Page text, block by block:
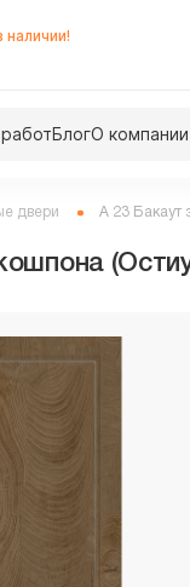
БлогО компании
двери A 23 Бакаут